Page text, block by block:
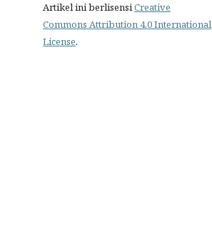
Artikel ini berlisensiCreative
Commons Attribution 4.0 International
License.